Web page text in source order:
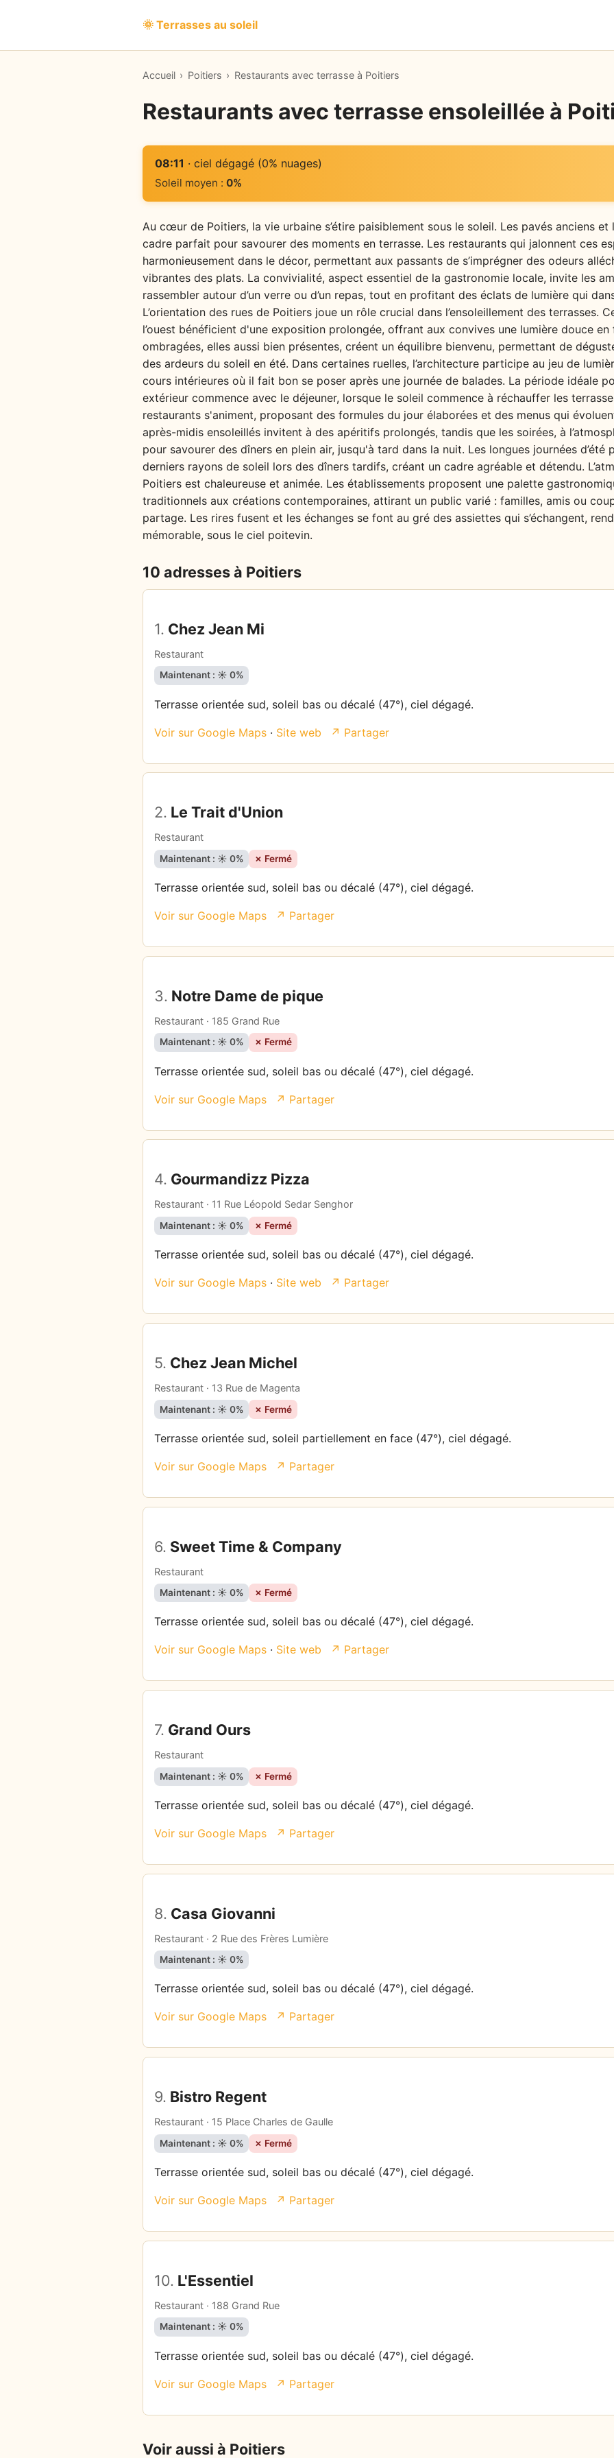
🌞 Terrasses au soleil
Accueil › Poitiers › Restaurants avec terrasse à Poitiers
Restaurants avec terrasse ensoleillée à
08:11 · ciel dégagé (0% nuages)
Soleil moyen : 0%
Au cœur de Poitiers, la vie urbaine s’étire paisiblement sous le soleil. Les pavés anciens
cadre parfait pour savourer des moments en terrasse. Les restaurants qui jalonnent ces
harmonieusement dans le décor, permettant aux passants de s’imprégner des odeurs
vibrantes des plats. La convivialité, aspect essentiel de la gastronomie locale, invite les
rassembler autour d’un verre ou d’un repas, tout en profitant des éclats de lumière qui
L’orientation des rues de Poitiers joue un rôle crucial dans l’ensoleillement des terrasses.
l’ouest bénéficient d'une exposition prolongée, offrant aux convives une lumière douce
ombragées, elles aussi bien présentes, créent un équilibre bienvenu, permettant de
des ardeurs du soleil en été. Dans certaines ruelles, l’architecture participe au jeu de
cours intérieures où il fait bon se poser après une journée de balades. La période idéale
extérieur commence avec le déjeuner, lorsque le soleil commence à réchauffer les
restaurants s'animent, proposant des formules du jour élaborées et des menus qui
après-midis ensoleillés invitent à des apéritifs prolongés, tandis que les soirées, à
pour savourer des dîners en plein air, jusqu'à tard dans la nuit. Les longues journées
derniers rayons de soleil lors des dîners tardifs, créant un cadre agréable et détendu.
Poitiers est chaleureuse et animée. Les établissements proposent une palette
traditionnels aux créations contemporaines, attirant un public varié : familles, amis ou
partage. Les rires fusent et les échanges se font au gré des assiettes qui s’échangent,
mémorable, sous le ciel poitevin.
10 adresses à Poitiers
1. Chez Jean Mi
Restaurant
Maintenant : ☀️ 0%
Terrasse orientée sud, soleil bas ou décalé (47°), ciel dégagé.
Voir sur Google Maps · Site web ↗ Partager
2. Le Trait d'Union
Restaurant
Maintenant : ☀️ 0% ✗ Fermé
Terrasse orientée sud, soleil bas ou décalé (47°), ciel dégagé.
Voir sur Google Maps ↗ Partager
3. Notre Dame de pique
Restaurant · 185 Grand Rue
Maintenant : ☀️ 0% ✗ Fermé
Terrasse orientée sud, soleil bas ou décalé (47°), ciel dégagé.
Voir sur Google Maps ↗ Partager
4. Gourmandizz Pizza
Restaurant · 11 Rue Léopold Sedar Senghor
Maintenant : ☀️ 0% ✗ Fermé
Terrasse orientée sud, soleil bas ou décalé (47°), ciel dégagé.
Voir sur Google Maps · Site web ↗ Partager
5. Chez Jean Michel
Restaurant · 13 Rue de Magenta
Maintenant : ☀️ 0% ✗ Fermé
Terrasse orientée sud, soleil partiellement en face (47°), ciel dégagé.
Voir sur Google Maps ↗ Partager
6. Sweet Time & Company
Restaurant
Maintenant : ☀️ 0% ✗ Fermé
Terrasse orientée sud, soleil bas ou décalé (47°), ciel dégagé.
Voir sur Google Maps · Site web ↗ Partager
7. Grand Ours
Restaurant
Maintenant : ☀️ 0% ✗ Fermé
Terrasse orientée sud, soleil bas ou décalé (47°), ciel dégagé.
Voir sur Google Maps ↗ Partager
8. Casa Giovanni
Restaurant · 2 Rue des Frères Lumière
Maintenant : ☀️ 0%
Terrasse orientée sud, soleil bas ou décalé (47°), ciel dégagé.
Voir sur Google Maps ↗ Partager
9. Bistro Regent
Restaurant · 15 Place Charles de Gaulle
Maintenant : ☀️ 0% ✗ Fermé
Terrasse orientée sud, soleil bas ou décalé (47°), ciel dégagé.
Voir sur Google Maps ↗ Partager
10. L'Essentiel
Restaurant · 188 Grand Rue
Maintenant : ☀️ 0%
Terrasse orientée sud, soleil bas ou décalé (47°), ciel dégagé.
Voir sur Google Maps ↗ Partager
Voir aussi à Poitiers